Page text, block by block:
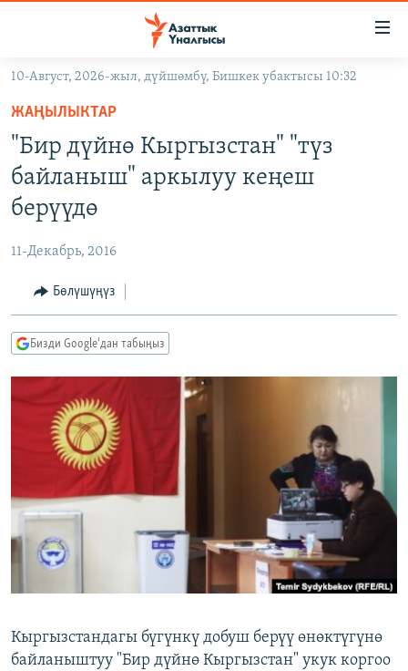
Навигацияга
өтүңүз
Издөөгө
салыңыз
КЫРГЫЗСТАН
КЫРГЫЗСТАН
МАДАНИЯТ
ДҮЙНӨ
УКРАИНА
ТВ ПРОГРАММАЛАР
БҮГҮН АЗАТТЫКТА
ДАНИСТЕ
ЭЖЕ-СИҢДИЛЕР
АЗАТТЫК+
ЫҢГАЙСЫЗ СУРООЛОР
ПОДКАСТ
Русский
ОНЛАЙН ШЕРИНЕ
ЭЕ/АРнун бардык сайттары
10-Август, 2026-жыл, дүйшөмбү, Бишкек убактысы 10:32
ЖАҢЫЛЫКТАР
"Бир дүйнө Кыргызстан" "түз
байланыш" аркылуу кеңеш
берүүдө
11-Декабрь, 2016
Бөлүшүңүз
Бизди Google'дан табыңыз
Кыргызстандагы бүгүнкү добуш берүү өнөктүгүнө
байланыштуу "Бир дүйнө Кыргызстан" укук коргоо